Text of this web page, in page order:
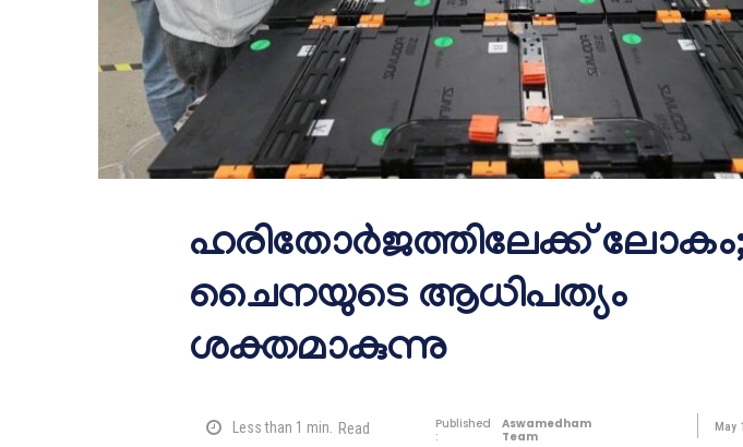
ഹരിതോർജത്തിലേക്ക്
ചൈനയുടെ ആധിപത്യം
ശക്തമാകുന്നു
Less than 1 min. Read
Published
:
Aswamedham
Team
May